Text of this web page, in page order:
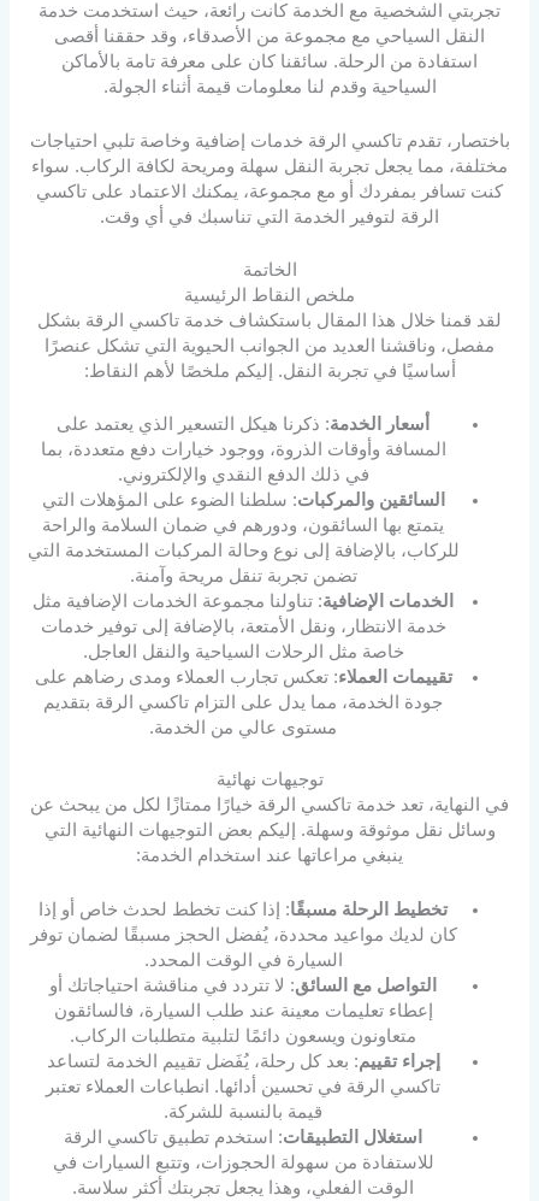
تجربتي الشخصية مع الخدمة كانت رائعة، حيث استخدمت خدمة
النقل السياحي مع مجموعة من الأصدقاء، وقد حققنا أقصى
استفادة من الرحلة. سائقنا كان على معرفة تامة بالأماكن
السياحية وقدم لنا معلومات قيمة أثناء الجولة.
باختصار، تقدم تاكسي الرقة خدمات إضافية وخاصة تلبي احتياجات
مختلفة، مما يجعل تجربة النقل سهلة ومريحة لكافة الركاب. سواء
كنت تسافر بمفردك أو مع مجموعة، يمكنك الاعتماد على تاكسي
الرقة لتوفير الخدمة التي تناسبك في أي وقت.
الخاتمة
ملخص النقاط الرئيسية
لقد قمنا خلال هذا المقال باستكشاف خدمة تاكسي الرقة بشكل
مفصل، وناقشنا العديد من الجوانب الحيوية التي تشكل عنصرًا
أساسيًا في تجربة النقل. إليكم ملخصًا لأهم النقاط:
أسعار الخدمة: ذكرنا هيكل التسعير الذي يعتمد على
المسافة وأوقات الذروة، ووجود خيارات دفع متعددة، بما
في ذلك الدفع النقدي والإلكتروني.
السائقين والمركبات: سلطنا الضوء على المؤهلات التي
يتمتع بها السائقون، ودورهم في ضمان السلامة والراحة
للركاب، بالإضافة إلى نوع وحالة المركبات المستخدمة التي
تضمن تجربة تنقل مريحة وآمنة.
الخدمات الإضافية: تناولنا مجموعة الخدمات الإضافية مثل
خدمة الانتظار، ونقل الأمتعة، بالإضافة إلى توفير خدمات
خاصة مثل الرحلات السياحية والنقل العاجل.
تقييمات العملاء: تعكس تجارب العملاء ومدى رضاهم على
جودة الخدمة، مما يدل على التزام تاكسي الرقة بتقديم
مستوى عالي من الخدمة.
توجيهات نهائية
في النهاية، تعد خدمة تاكسي الرقة خيارًا ممتازًا لكل من يبحث عن
وسائل نقل موثوقة وسهلة. إليكم بعض التوجيهات النهائية التي
ينبغي مراعاتها عند استخدام الخدمة:
تخطيط الرحلة مسبقًا: إذا كنت تخطط لحدث خاص أو إذا
كان لديك مواعيد محددة، يُفضل الحجز مسبقًا لضمان توفر
السيارة في الوقت المحدد.
التواصل مع السائق: لا تتردد في مناقشة احتياجاتك أو
إعطاء تعليمات معينة عند طلب السيارة، فالسائقون
متعاونون ويسعون دائمًا لتلبية متطلبات الركاب.
إجراء تقييم: بعد كل رحلة، يُفَضل تقييم الخدمة لتساعد
تاكسي الرقة في تحسين أدائها. انطباعات العملاء تعتبر
قيمة بالنسبة للشركة.
استغلال التطبيقات: استخدم تطبيق تاكسي الرقة
للاستفادة من سهولة الحجوزات، وتتبع السيارات في
الوقت الفعلي، وهذا يجعل تجربتك أكثر سلاسة.